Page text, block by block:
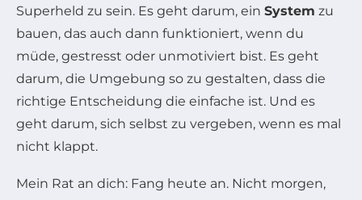
Superheld zu sein. Es geht darum, ein System zu
bauen, das auch dann funktioniert, wenn du
müde, gestresst oder unmotiviert bist. Es geht
darum, die Umgebung so zu gestalten, dass die
richtige Entscheidung die einfache ist. Und es
geht darum, sich selbst zu vergeben, wenn es mal
nicht klappt.
Mein Rat an dich: Fang heute an. Nicht morgen,